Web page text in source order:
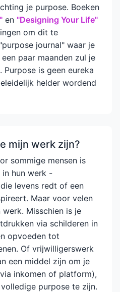
je purpose. Boeken
en "Designing Your Life"
om dit te
journal" waar je
paar maanden zul je
is geen eureka
helder wordend
mijn werk zijn?
sommige mensen is
hun werk -
levens redt of een
Maar voor velen
Misschien is je
via schilderen in
opvoeden tot
Of vrijwilligerswerk
een middel zijn om je
inkomen of platform),
purpose te zijn.